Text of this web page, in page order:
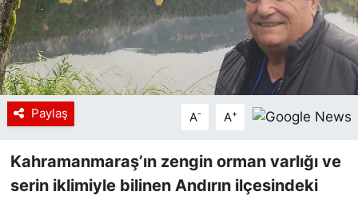
Paylaş A- A+
Kahramanmaraş’ın zengin orman varlığı ve
serin iklimiyle bilinen Andırın ilçesindeki
Haberde insan
Tanıtım